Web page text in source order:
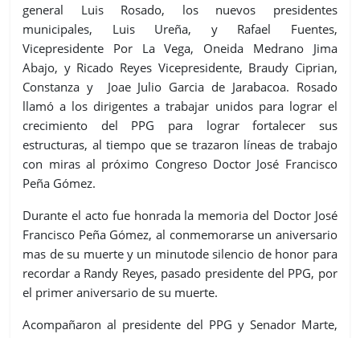
general Luis Rosado, los nuevos presidentes
municipales, Luis Ureña, y Rafael Fuentes,
Vicepresidente Por La Vega, Oneida Medrano Jima
Abajo, y Ricado Reyes Vicepresidente, Braudy Ciprian,
Constanza y Joae Julio Garcia de Jarabacoa. Rosado
llamó a los dirigentes a trabajar unidos para lograr el
crecimiento del PPG para lograr fortalecer sus
estructuras, al tiempo que se trazaron líneas de trabajo
con miras al próximo Congreso Doctor José Francisco
Peña Gómez.
Durante el acto fue honrada la memoria del Doctor José
Francisco Peña Gómez, al conmemorarse un aniversario
mas de su muerte y un minutode silencio de honor para
recordar a Randy Reyes, pasado presidente del PPG, por
el primer aniversario de su muerte.
Acompañaron al presidente del PPG y Senador Marte,